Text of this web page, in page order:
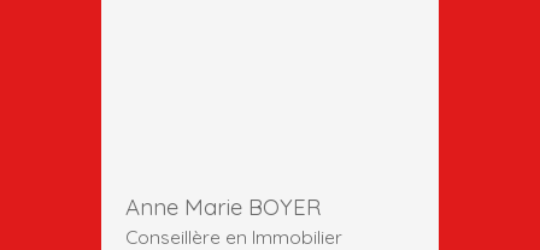
Anne Marie BOYER
Conseillère en Immobilier